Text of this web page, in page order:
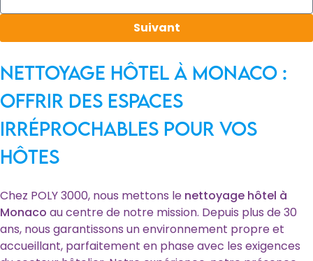
Suivant
Nettoyage hôtel à Monaco :
offrir des espaces
irréprochables pour vos
hôtes
Chez POLY 3000, nous mettons le nettoyage hôtel à
Monaco au centre de notre mission. Depuis plus de 30
ans, nous garantissons un environnement propre et
accueillant, parfaitement en phase avec les exigences